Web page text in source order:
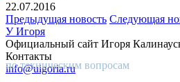
22.07.2016
Предыдущая новость Следующая
У Игоря
Официальный сайт Игоря
Контакты
info@uigoria.ru
по техническим вопросам